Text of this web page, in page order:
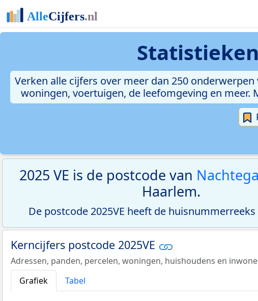
Statistieken
Verken alle cijfers over meer dan 250
woningen, voertuigen, de leefomgeving en
2025 VE is de postcode van
Haarlem.
De postcode 2025VE heeft de huisnummerreeks
Kerncijfers postcode 2025VE
Adressen, panden, percelen, woningen, huishoudens en
Grafiek
Tabel